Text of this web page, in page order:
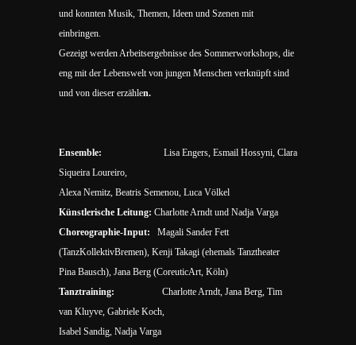
und konnten Musik, Themen, Ideen und Szenen mit
einbringen.
Gezeigt werden Arbeitsergebnisse des Sommerworkshops, die
eng mit der Lebenswelt von jungen Menschen verknüpft sind
und von dieser erzählen.
Ensemble: Lisa Engers, Esmail Hossyni, Clara
Siqueira Loureiro,
Alexa Nemitz, Beatris Semenou, Luca Völkel
Künstlerische Leitung: Charlotte Arndt und Nadja Varga
Choreographie-Input: Magali Sander Fett
(TanzKollektivBremen), Kenji Takagi (ehemals Tanztheater
Pina Bausch), Jana Berg (CoreuticArt, Köln)
Tanztraining: Charlotte Arndt, Jana Berg, Tim
van Kluyve, Gabriele Koch,
Isabel Sandig, Nadja Varga